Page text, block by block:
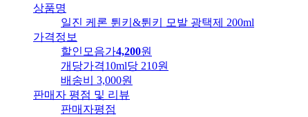
상품명
일진 케론 튄키&튄키 모발 광택제 200ml
가격정보
할인모음가4,200원
개당가격10ml당 210원
배송비
3,000원
판매자 평점 및 리뷰
판매자평점